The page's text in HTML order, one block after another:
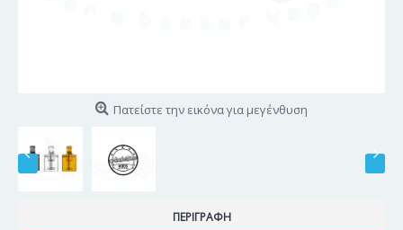
Πατείστε την εικόνα για μεγένθυση
ΠΕΡΙΓΡΑΦΉ